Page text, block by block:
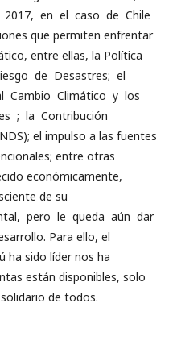
en el caso de Chile
que permiten enfrentar
entre ellas, la Política
de Desastres; el
Cambio Climático y los
; la Contribución
el impulso a las fuentes
entre otras
económicamente,
de su
pero le queda aún dar
Para ello, el
ha sido líder nos ha
están disponibles, solo
de todos.